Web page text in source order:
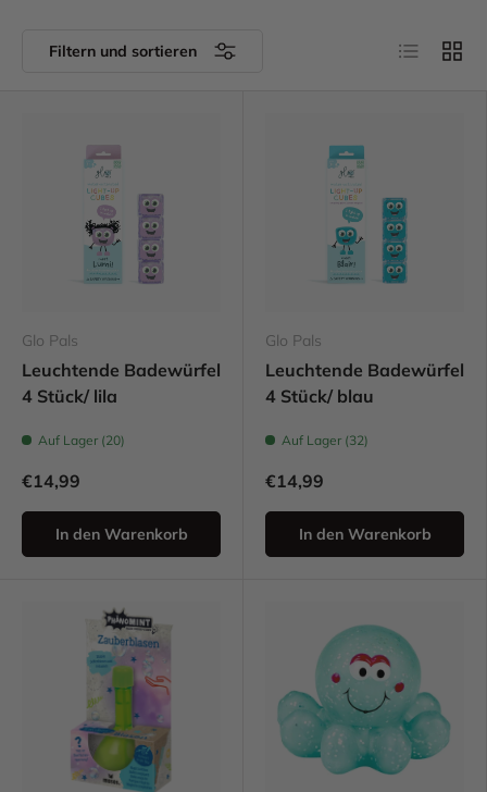
Filtern und sortieren
Glo Pals
Leuchtende Badewürfel
4 Stück/ lila
Auf Lager (20)
€14,99
In den Warenkorb
Glo Pals
Leuchtende Badewürfel
4 Stück/ blau
Auf Lager (32)
€14,99
In den Warenkorb